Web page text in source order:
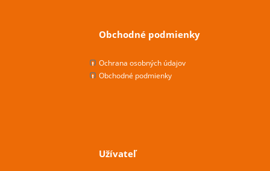
Obchodné podmienky
Ochrana osobných údajov
Obchodné podmienky
Užívateľ